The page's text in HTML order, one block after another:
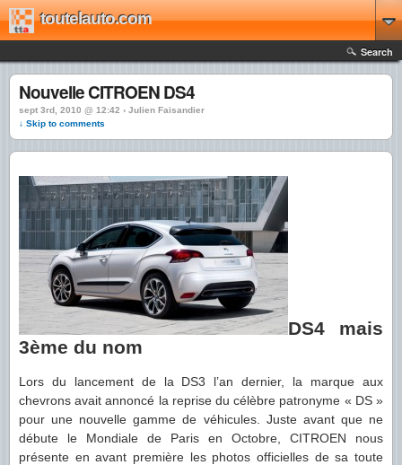
toutelauto.com
Search
Nouvelle CITROEN DS4
sept 3rd, 2010 @ 12:42 › Julien Faisandier
↓ Skip to comments
DS4 mais
3ème du nom
Lors du lancement de la DS3 l’an dernier, la marque aux
chevrons avait annoncé la reprise du célèbre patronyme « DS »
pour une nouvelle gamme de véhicules. Juste avant que ne
débute le Mondiale de Paris en Octobre, CITROEN nous
présente en avant première les photos officielles de sa toute